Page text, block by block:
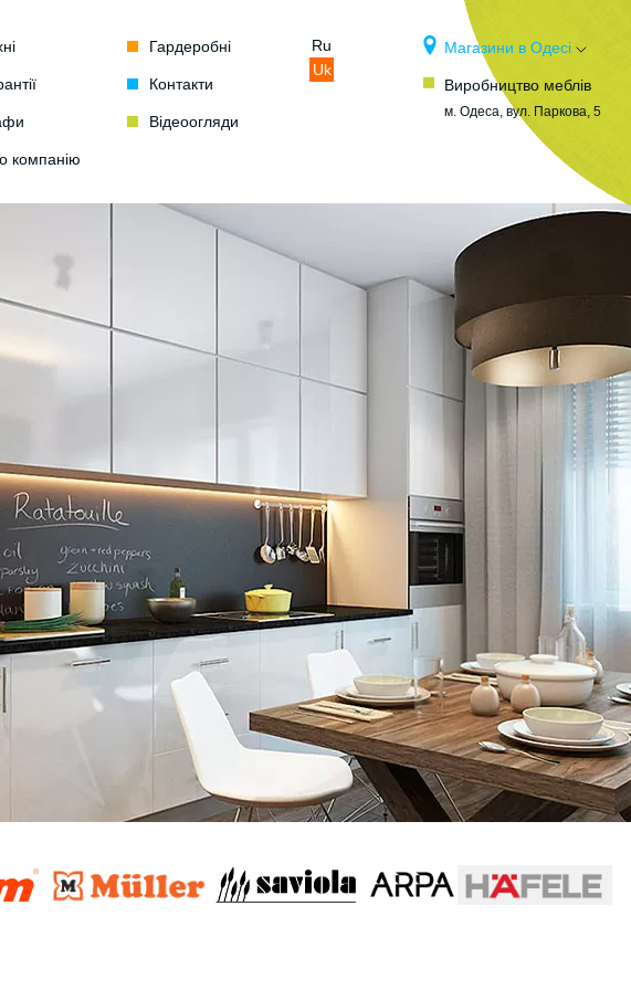
Гардеробні
Контакти
Відеоогляди
компанію
Uk
Ru Магазини в Одесі
Виробництво меблів
м. Одеса, вул. Паркова, 5